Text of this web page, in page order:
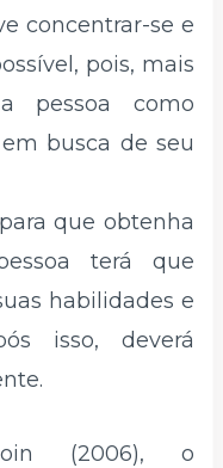
concentrar-se e
pois, mais
pessoa como
busca de seu
que obtenha
terá que
habilidades e
isso, deverá
(2006), o